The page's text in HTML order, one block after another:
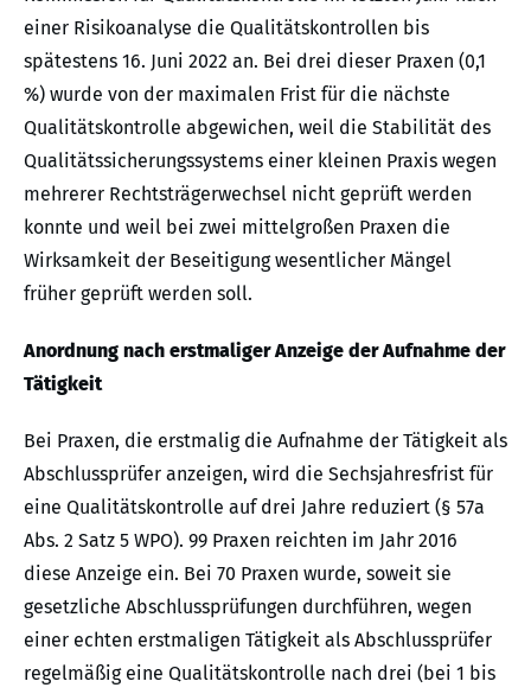
einer Risikoanalyse die Qualitätskontrollen bis
spätestens 16. Juni 2022 an. Bei drei dieser Praxen (0,1
%) wurde von der maximalen Frist für die nächste
Qualitätskontrolle abgewichen, weil die Stabilität des
Qualitätssicherungssystems einer kleinen Praxis wegen
mehrerer Rechtsträgerwechsel nicht geprüft werden
konnte und weil bei zwei mittelgroßen Praxen die
Wirksamkeit der Beseitigung wesentlicher Mängel
früher geprüft werden soll.
Anordnung nach erstmaliger Anzeige der Aufnahme der
Tätigkeit
Bei Praxen, die erstmalig die Aufnahme der Tätigkeit als
Abschlussprüfer anzeigen, wird die Sechsjahresfrist für
eine Qualitätskontrolle auf drei Jahre reduziert (§ 57a
Abs. 2 Satz 5 WPO). 99 Praxen reichten im Jahr 2016
diese Anzeige ein. Bei 70 Praxen wurde, soweit sie
gesetzliche Abschlussprüfungen durchführen, wegen
einer echten erstmaligen Tätigkeit als Abschlussprüfer
regelmäßig eine Qualitätskontrolle nach drei (bei 1 bis